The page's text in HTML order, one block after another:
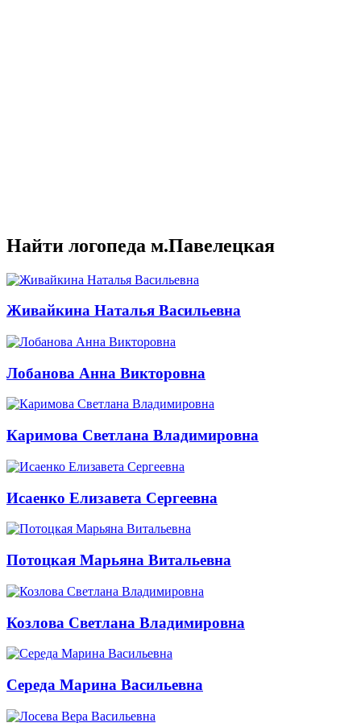
Найти логопеда м.Павелецкая
Живайкина Наталья Васильевна
Лобанова Анна Викторовна
Каримова Светлана Владимировна
Исаенко Елизавета Сергеевна
Потоцкая Марьяна Витальевна
Козлова Светлана Владимировна
Середа Марина Васильевна